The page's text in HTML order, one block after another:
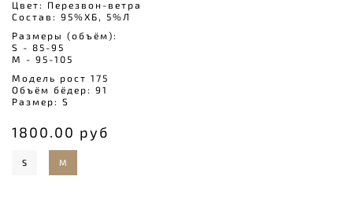
1800.00 руб
S M
Цвет: Перезвон-ветра
Состав: 95%ХБ, 5%Л
Размеры (объём):
S - 85-95
M - 95-105
Модель рост 175
Объём бёдер: 91
Размер: S